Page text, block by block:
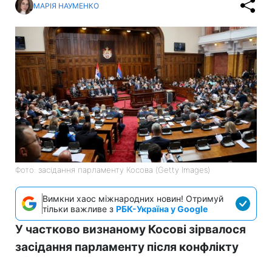
МАРІЯ НАУМЕНКО
Фото: засідання парламенту Косова (Getty Images)
Вимкни хаос міжнародних новин! Отримуй
тільки важливе з РБК-Україна у Google
У частково визнаному Косові зірвалося
засідання парламенту після конфлікту